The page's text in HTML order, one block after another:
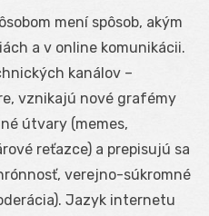
mení spôsob, akým
a v online komunikácii.
kanálov –
vznikajú nové grafémy
útvary (memes,
reťazce) a prepisujú sa
verejno-súkromné
Jazyk internetu